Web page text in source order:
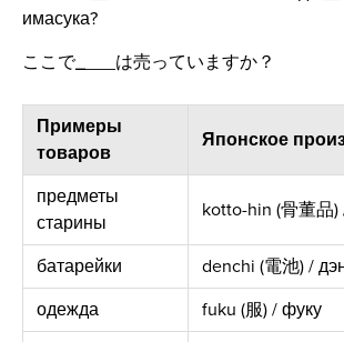
имасука?
ここで_ ___は売っていますか？
Примеры
товаров
Японское
предметы
старины
kotto-hin (骨董品)
батарейки
denchi (電池) /
одежда
fuku (服) / фуку